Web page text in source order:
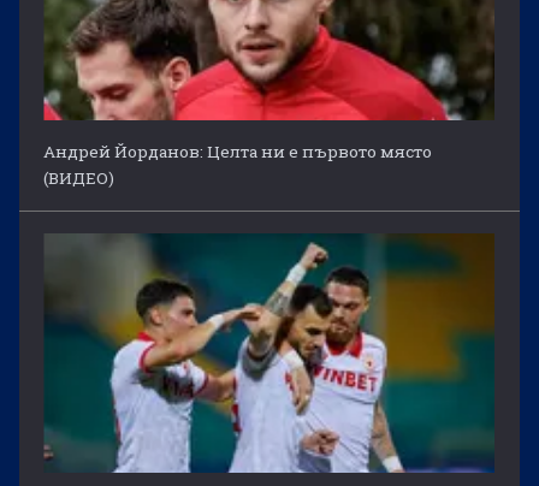
Андрей Йорданов: Целта ни е първото място
(ВИДЕО)